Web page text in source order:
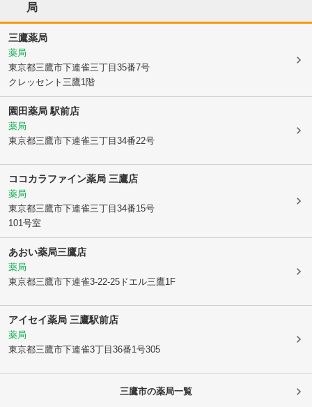
局
三鷹薬局
薬局
東京都三鷹市下連雀三丁目35番7号
クレッセント三鷹1階
園田薬局 駅前店
薬局
東京都三鷹市下連雀三丁目34番22号
ココカラファイン薬局 三鷹店
薬局
東京都三鷹市下連雀三丁目34番15号
101号室
あおい薬局三鷹店
薬局
東京都三鷹市下連雀3-22-25ドエル三鷹1F
アイセイ薬局 三鷹駅前店
薬局
東京都三鷹市下連雀3丁目36番1号305
三鷹市の薬局一覧